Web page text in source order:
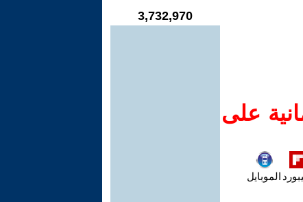
على
الموبايل
3,732,970